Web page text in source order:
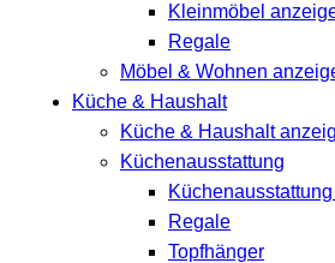
Kleinmöbel
Regale
Möbel & Wohnen
Küche & Haushalt
Küche & Haushalt
Küchenausstattung
Regale
Topfhänger